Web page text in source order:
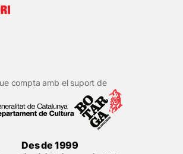
compta amb el suport de
Des de 1999